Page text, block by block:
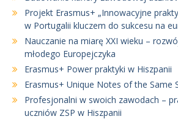
Projekt Erasmus+ „Innowacyjne
w Portugalii kluczem do sukcesu na
Nauczanie na miarę XXI wieku –
młodego Europejczyka
Erasmus+ Power praktyki w Hiszpanii
Erasmus+ Unique Notes of the Same
Profesjonalni w swoich zawodach –
uczniów ZSP w Hiszpanii